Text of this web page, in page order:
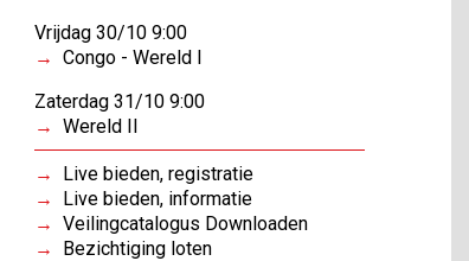
Vrijdag 30/10 9:00
Congo - Wereld I
Zaterdag 31/10 9:00
Wereld II
Live bieden, registratie
Live bieden, informatie
Veilingcatalogus Downloaden
Bezichtiging loten